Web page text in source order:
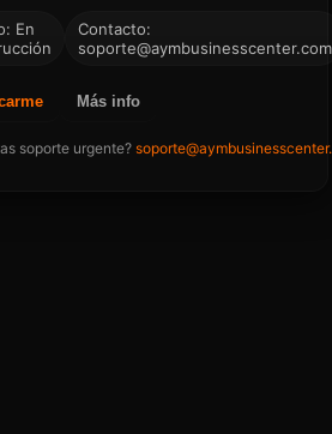
En
Contacto:
soporte@aymbusinesscenter.com
Más info
soporte urgente?